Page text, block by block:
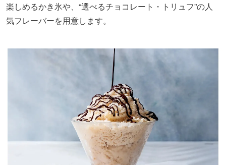
楽しめるかき氷や、“選べるチョコレート・トリュフ”の人
気フレーバーを用意します。